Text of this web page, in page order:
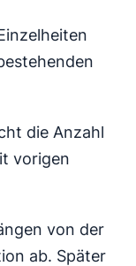
die Anzahl
vorigen
von der
ab. Später